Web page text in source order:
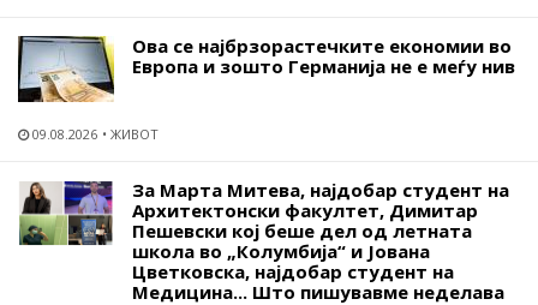
Ова се најбрзорастечките економии во
Европа и зошто Германија не е меѓу нив
09.08.2026 ЖИВОТ
За Марта Митева, најдобар студент на
Архитектонски факултет, Димитар
Пешевски кој беше дел од летната
школа во „Колумбија“ и Јована
Цветковска, најдобар студент на
Медицина... Што пишувавме неделава